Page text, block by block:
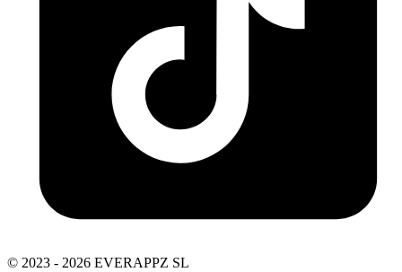
© 2023 - 2026 EVERAPPZ SL